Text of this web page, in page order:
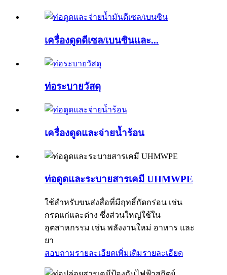
เครื่องดูดดีเซล/เบนซินและ...
ท่อระบายวัสดุ
เครื่องดูดและจ่ายน้ำร้อน
ท่อดูดและระบายสารเคมี UHMWPE
ใช้สำหรับขนส่งสื่อที่มีฤทธิ์กัดกร่อน เช่น
กรดแก่และด่าง ซึ่งส่วนใหญ่ใช้ใน
อุตสาหกรรม เช่น พลังงานใหม่ อาหาร และ
ยา
สอบถามรายละเอียดเพิ่มเติมรายละเอียด